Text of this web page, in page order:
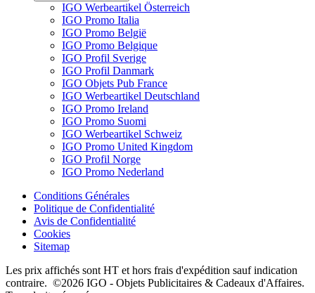
IGO Werbeartikel Österreich
IGO Promo Italia
IGO Promo België
IGO Promo Belgique
IGO Profil Sverige
IGO Profil Danmark
IGO Objets Pub France
IGO Werbeartikel Deutschland
IGO Promo Ireland
IGO Promo Suomi
IGO Werbeartikel Schweiz
IGO Promo United Kingdom
IGO Profil Norge
IGO Promo Nederland
Conditions Générales
Politique de Confidentialité
Avis de Confidentialité
Cookies
Sitemap
Les prix affichés sont HT et hors frais d'expédition sauf indication
contraire. ©2026 IGO - Objets Publicitaires & Cadeaux d'Affaires.